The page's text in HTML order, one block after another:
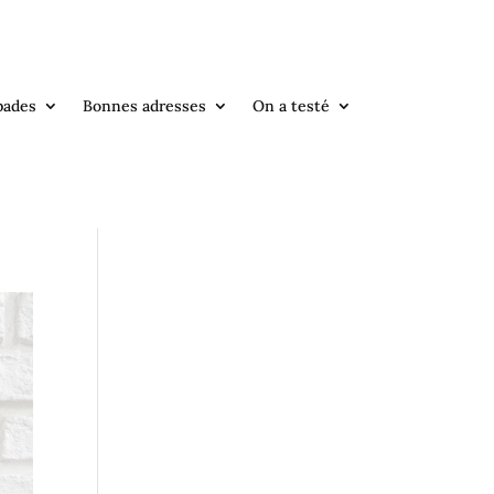
Bonnes adresses On a testé